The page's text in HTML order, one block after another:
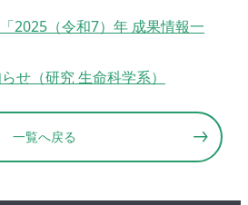
2025（令和7）年 成果情報一
せ（研究 生命科学系）
一覧へ戻る